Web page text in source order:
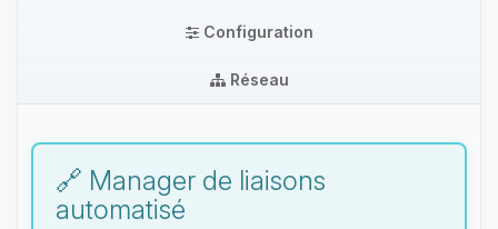
Configuration
Réseau
🔗 Manager de liaisons
automatisé